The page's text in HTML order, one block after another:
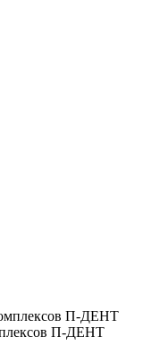
П-ДЕНТ